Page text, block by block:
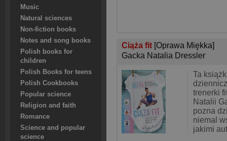
Music
Natural sciences
Non-fiction books
Notes and song books
Polish books for
children
Polish Books for teens
Polish Cookbooks
Popular science
Religion and faith
Romance
Science and popular
science
Ciąża fit [Oprawa Miękka]
Gacka Natalia Dressler
Ta
trenerki
Natalii
pozna
niemal
jakimi